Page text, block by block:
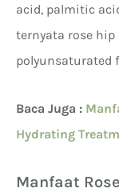
acid, palmitic
ternyata rose
polyunsaturated
Baca Juga :
Hydrating
Manfaat